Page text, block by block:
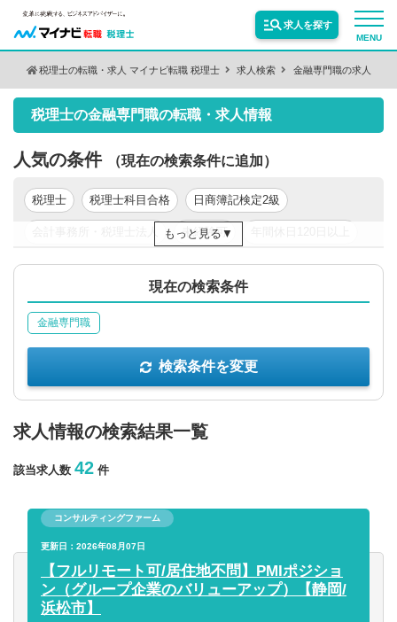
MENU
求人を探す
サービス紹介
転職お役立ち情報
業界情報
求人情報
税理士の転職・求人 マイナビ転職 税理士 求人検索 金融専門職の求人
税理士の金融専門職の転職・求人情報
人気の条件 （現在の検索条件に追加）
税理士 税理士科目合格 日商簿記検定2級
未経験可
年収200万円以上 年収300万円以上 年収400万円以上
東京都 関東
もっと見る
求人情報の検索結果一覧
該当求人数 42 件
コンサルティングファーム
更新日：2026年08月07日
【フルリモート可/居住地不問】PMIポジショ
ン（グループ企業のバリューアップ）【静岡/
浜松市】
現在の検索条件
金融専門職
検索条件を変更
保有資格 絞り込む
業種
従業員数
以上